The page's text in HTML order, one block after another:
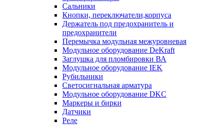
Сальники
Кнопки, переключатели,корпуса
Держатель под предохранитель и
предохранители
Перемычка модульная межуровневая
Модульное оборудование DeKraft
Заглушка для пломбировки ВА
Модульное оборудование IEK
Рубильники
Светосигнальная арматура
Модульное оборудование DKC
Маркеры и бирки
Датчики
Реле